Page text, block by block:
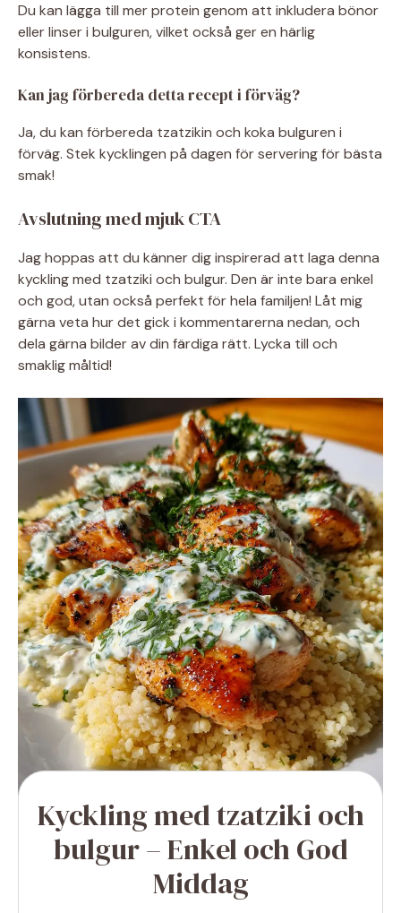
Du kan lägga till mer protein genom att inkludera bönor
eller linser i bulguren, vilket också ger en härlig
konsistens.
Kan jag förbereda detta recept i förväg?
Ja, du kan förbereda tzatzikin och koka bulguren i
förväg. Stek kycklingen på dagen för servering för bästa
smak!
Avslutning med mjuk CTA
Jag hoppas att du känner dig inspirerad att laga denna
kyckling med tzatziki och bulgur. Den är inte bara enkel
och god, utan också perfekt för hela familjen! Låt mig
gärna veta hur det gick i kommentarerna nedan, och
dela gärna bilder av din färdiga rätt. Lycka till och
smaklig måltid!
Kyckling med tzatziki och
bulgur – Enkel och God
Middag